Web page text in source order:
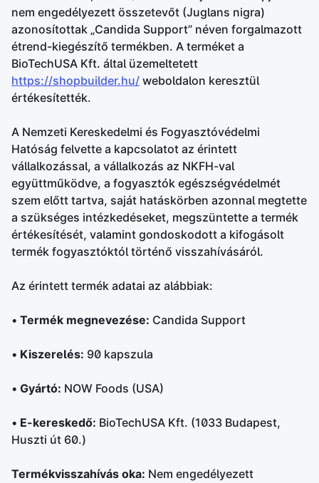
nem engedélyezett összetevőt (Juglans nigra)
azonosítottak „Candida Support” néven forgalmazott
étrend-kiegészítő termékben. A terméket a
BioTechUSA Kft. által üzemeltetett
https://shopbuilder.hu/ weboldalon keresztül
értékesítették.
A Nemzeti Kereskedelmi és Fogyasztóvédelmi
Hatóság felvette a kapcsolatot az érintett
vállalkozással, a vállalkozás az NKFH-val
együttműködve, a fogyasztók egészségvédelmét
szem előtt tartva, saját hatáskörben azonnal megtette
a szükséges intézkedéseket, megszüntette a termék
értékesítését, valamint gondoskodott a kifogásolt
termék fogyasztóktól történő visszahívásáról.
Az érintett termék adatai az alábbiak:
• Termék megnevezése: Candida Support
• Kiszerelés: 90 kapszula
• Gyártó: NOW Foods (USA)
• E-kereskedő: BioTechUSA Kft. (1033 Budapest,
Huszti út 60.)
Termékvisszahívás oka: Nem engedélyezett